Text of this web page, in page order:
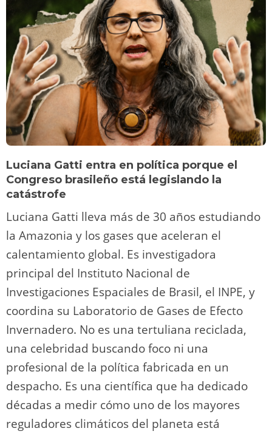
Luciana Gatti entra en política porque el
Congreso brasileño está legislando la
catástrofe
Luciana Gatti lleva más de 30 años estudiando
la Amazonia y los gases que aceleran el
calentamiento global. Es investigadora
principal del Instituto Nacional de
Investigaciones Espaciales de Brasil, el INPE, y
coordina su Laboratorio de Gases de Efecto
Invernadero. No es una tertuliana reciclada,
una celebridad buscando foco ni una
profesional de la política fabricada en un
despacho. Es una científica que ha dedicado
décadas a medir cómo uno de los mayores
reguladores climáticos del planeta está